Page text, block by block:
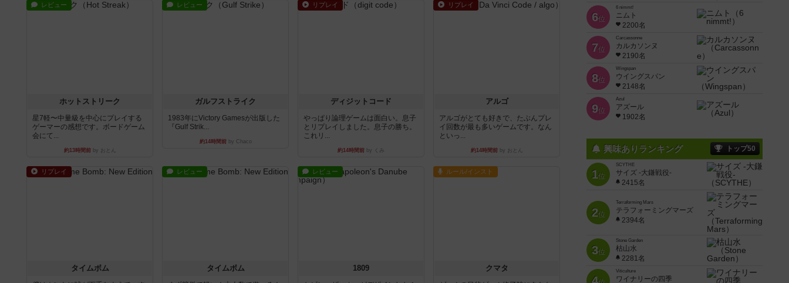
レビュー
ホットストリーク
星7軽〜中量級を中心にプレイする
ゲーマーの感想です。ボードゲーム
会にて...
約13時間前by おとん
レビュー
ガルフストライク
1983年にVictory Gamesが出版した
『Gulf Strik...
約14時間前by Chaco
リプレイ
ディジットコード
やっぱり論理ゲームは面白い。息子
とリプレイしました。息子の勝ち。
これリ...
約14時間前 by くみ
リプレイ
アルゴ
アルゴがとても好きで、たぶんプレ
イ回数が最も多いゲームです。なん
といっ...
約14時間前by おとん
リプレイ
タイムボム
レビュー
タイムボム
レビュー
1809
ルール/インスト
クマタ
6位
6 nimmt!
ニムト
2200名
7位
Carcassonne
カルカソンヌ
2190名
8位
Wingspan
ウイングスパン
2148名
9位
Azul
アズール
1902名
興味ありランキング トップ50
1位
SCYTHE
サイズ -大鎌戦役-
2415名
2位
Terraforming Mars
テラフォーミングマーズ
2394名
3位
Stone Garden
枯山水
2281名
Viticulture
ワイナリーの四季